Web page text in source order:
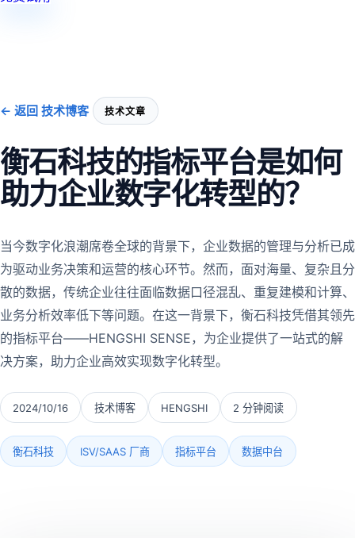
← 返回 技术博客 技术文章
衡石科技的指标平台是如何
助力企业数字化转型的？
当今数字化浪潮席卷全球的背景下，企业数据的管理与分析已成
为驱动业务决策和运营的核心环节。然而，面对海量、复杂且分
散的数据，传统企业往往面临数据口径混乱、重复建模和计算、
业务分析效率低下等问题。在这一背景下，衡石科技凭借其领先
的指标平台——HENGSHI SENSE，为企业提供了一站式的解
决方案，助力企业高效实现数字化转型。
2024/10/16 技术博客 HENGSHI 2 分钟阅读
衡石科技 ISV/SAAS 厂商 指标平台 数据中台